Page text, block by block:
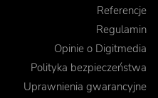
Referencje
Regulamin
Opinie o Digitmedia
Polityka bezpieczeństwa
Uprawnienia gwarancyjne